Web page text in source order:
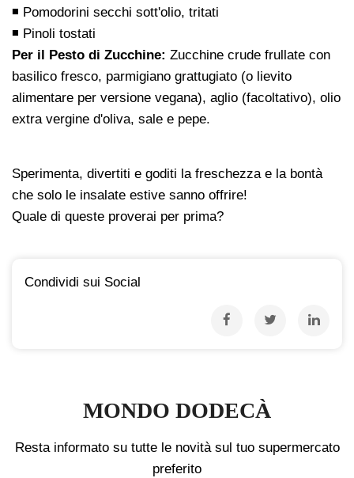
◾ Pomodorini secchi sott'olio, tritati
◾ Pinoli tostati
Per il Pesto di Zucchine: Zucchine crude frullate con
basilico fresco, parmigiano grattugiato (o lievito
alimentare per versione vegana), aglio (facoltativo), olio
extra vergine d'oliva, sale e pepe.
Sperimenta, divertiti e goditi la freschezza e la bontà
che solo le insalate estive sanno offrire!
Quale di queste proverai per prima?
Condividi sui Social
MONDO DODECÀ
Resta informato su tutte le novità sul tuo supermercato
preferito